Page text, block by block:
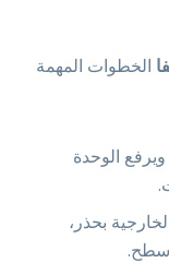
الخطوات المهمة
الوحدة
بحذر،